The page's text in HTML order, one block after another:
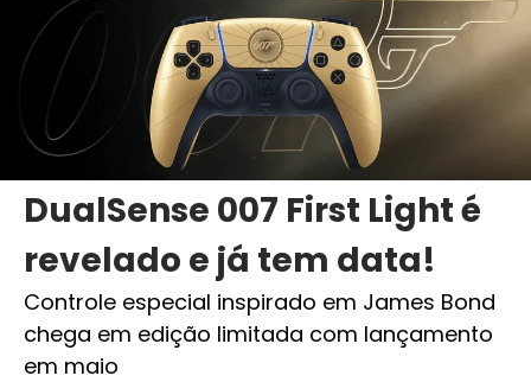
DualSense 007 First Light é
revelado e já tem data!
Controle especial inspirado em James Bond
chega em edição limitada com lançamento
em maio